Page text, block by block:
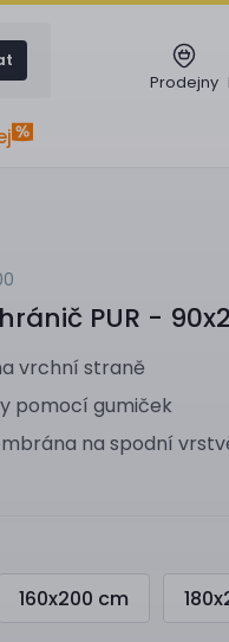
Prodejny
PUR -
vrchní straně
pomocí gumiček
na spodní
160x200 cm